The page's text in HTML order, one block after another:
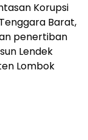
Korupsi
Barat,
penertiban
Lendek
Lombok